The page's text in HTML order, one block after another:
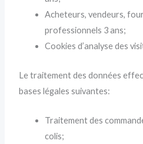
Acheteurs, vendeurs,
professionnels 3 ans;
Cookies d’analyse des
Le traitement des données
bases légales suivantes:
Traitement des
colis;